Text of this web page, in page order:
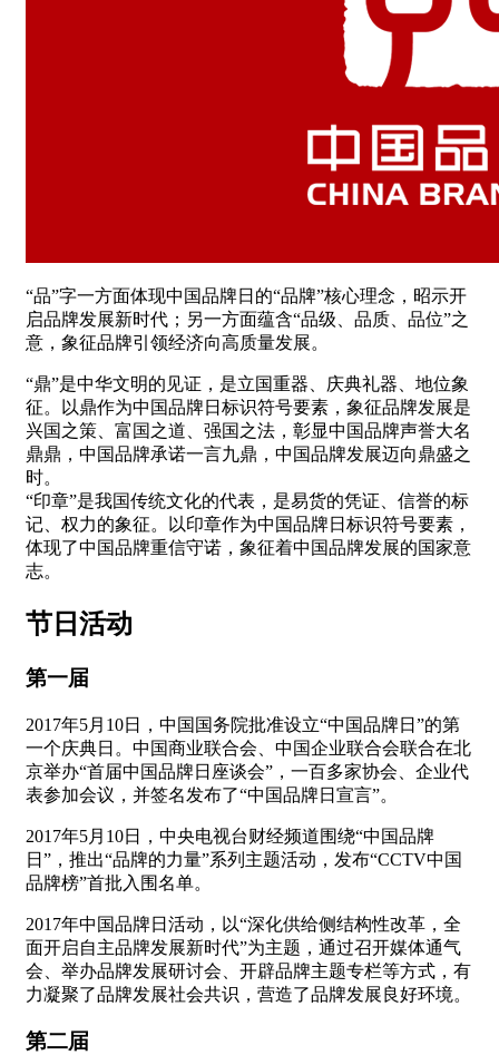
“品”字一方面体现中国品牌日的“品牌”核心理念，昭示开
启品牌发展新时代；另一方面蕴含“品级、品质、品位”之
意，象征品牌引领经济向高质量发展。
“鼎”是中华文明的见证，是立国重器、庆典礼器、地位象
征。以鼎作为中国品牌日标识符号要素，象征品牌发展是
兴国之策、富国之道、强国之法，彰显中国品牌声誉大名
鼎鼎，中国品牌承诺一言九鼎，中国品牌发展迈向鼎盛之
时。
“印章”是我国传统文化的代表，是易货的凭证、信誉的标
记、权力的象征。以印章作为中国品牌日标识符号要素，
体现了中国品牌重信守诺，象征着中国品牌发展的国家意
志。
节日活动
第一届
2017年5月10日，中国国务院批准设立“中国品牌日”的第
一个庆典日。中国商业联合会、中国企业联合会联合在北
京举办“首届中国品牌日座谈会”，一百多家协会、企业代
表参加会议，并签名发布了“中国品牌日宣言”。
2017年5月10日，中央电视台财经频道围绕“中国品牌
日”，推出“品牌的力量”系列主题活动，发布“CCTV中国
品牌榜”首批入围名单。
2017年中国品牌日活动，以“深化供给侧结构性改革，全
面开启自主品牌发展新时代”为主题，通过召开媒体通气
会、举办品牌发展研讨会、开辟品牌主题专栏等方式，有
力凝聚了品牌发展社会共识，营造了品牌发展良好环境。
第二届